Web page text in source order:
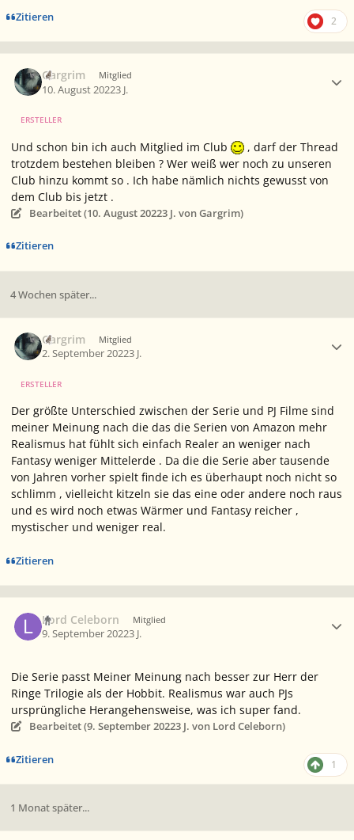
Zitieren 2
Gargrim Mitglied
10. August 20223 J.
ERSTELLER
Und schon bin ich auch Mitglied im Club
, darf der Thread
trotzdem bestehen bleiben ? Wer weiß wer noch zu unseren
Club hinzu kommt so . Ich habe nämlich nichts gewusst von
dem Club bis jetzt .
Bearbeitet (10. August 20223 J. von Gargrim)
Zitieren
4 Wochen später...
Gargrim Mitglied
2. September 20223 J.
ERSTELLER
Der größte Unterschied zwischen der Serie und PJ Filme sind
meiner Meinung nach die das die Serien von Amazon mehr
Realismus hat fühlt sich einfach Realer an weniger nach
Fantasy weniger Mittelerde . Da die die Serie aber tausende
von Jahren vorher spielt finde ich es überhaupt noch nicht so
schlimm , vielleicht kitzeln sie das eine oder andere noch raus
und es wird noch etwas Wärmer und Fantasy reicher ,
mystischer und weniger real.
Zitieren
Lord Celeborn Mitglied
9. September 20223 J.
Die Serie passt Meiner Meinung nach besser zur Herr der
Ringe Trilogie als der Hobbit. Realismus war auch PJs
ursprüngliche Herangehensweise, was ich super fand.
Bearbeitet (9. September 20223 J. von Lord Celeborn)
Zitieren 1
1 Monat später...